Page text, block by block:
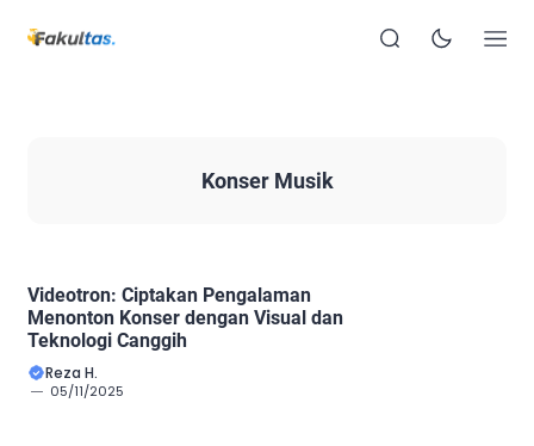
Konser Musik
Videotron: Ciptakan Pengalaman
Menonton Konser dengan Visual dan
Teknologi Canggih
Reza H.
05/11/2025